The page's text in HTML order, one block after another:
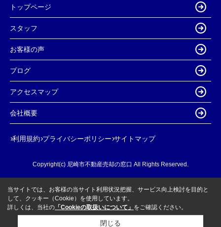
トップページ
スタッフ
お客様の声
ブログ
アクセスマップ
会社概要
利用規約 プライバシーポリシー サイトマップ
Copyright(c) 尼崎市不動産売却の窓口 All Rights Reserved.
当サイトでは、お客様の当サイト利用状況把握、サービス向上検討を目的と
して、クッキー（Cookie）を使用しています。
詳しくは、当社の 「Cookieの取扱いについて」 をご確認ください。
閉じる